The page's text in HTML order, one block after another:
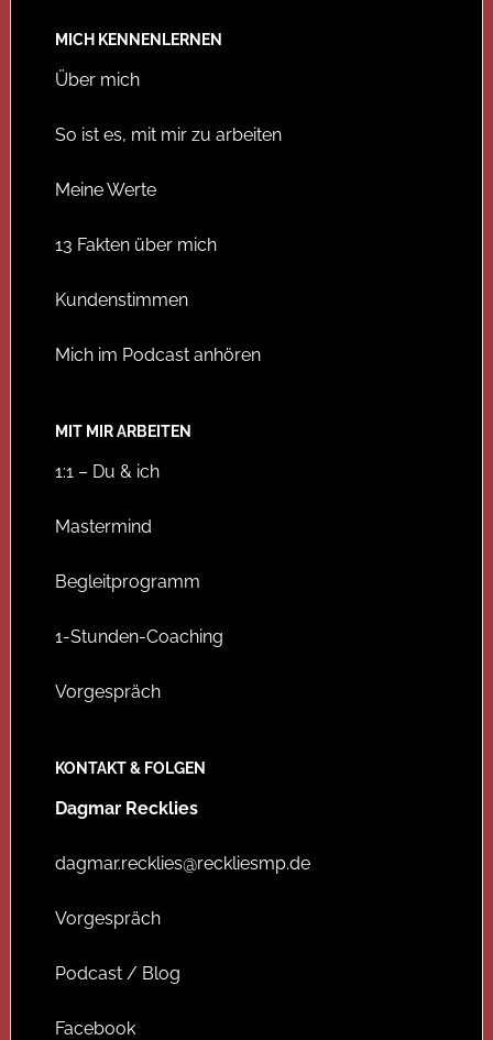
MICH KENNENLERNEN
Über mich
So ist es, mit mir zu arbeiten
Meine Werte
13 Fakten über mich
Kundenstimmen
Mich im Podcast anhören
MIT MIR ARBEITEN
1:1 – Du & ich
Mastermind
Begleitprogramm
1-Stunden-Coaching
Vorgespräch
KONTAKT & FOLGEN
Dagmar Recklies
dagmar.recklies@reckliesmp.de
Vorgespräch
Podcast / Blog
Facebook